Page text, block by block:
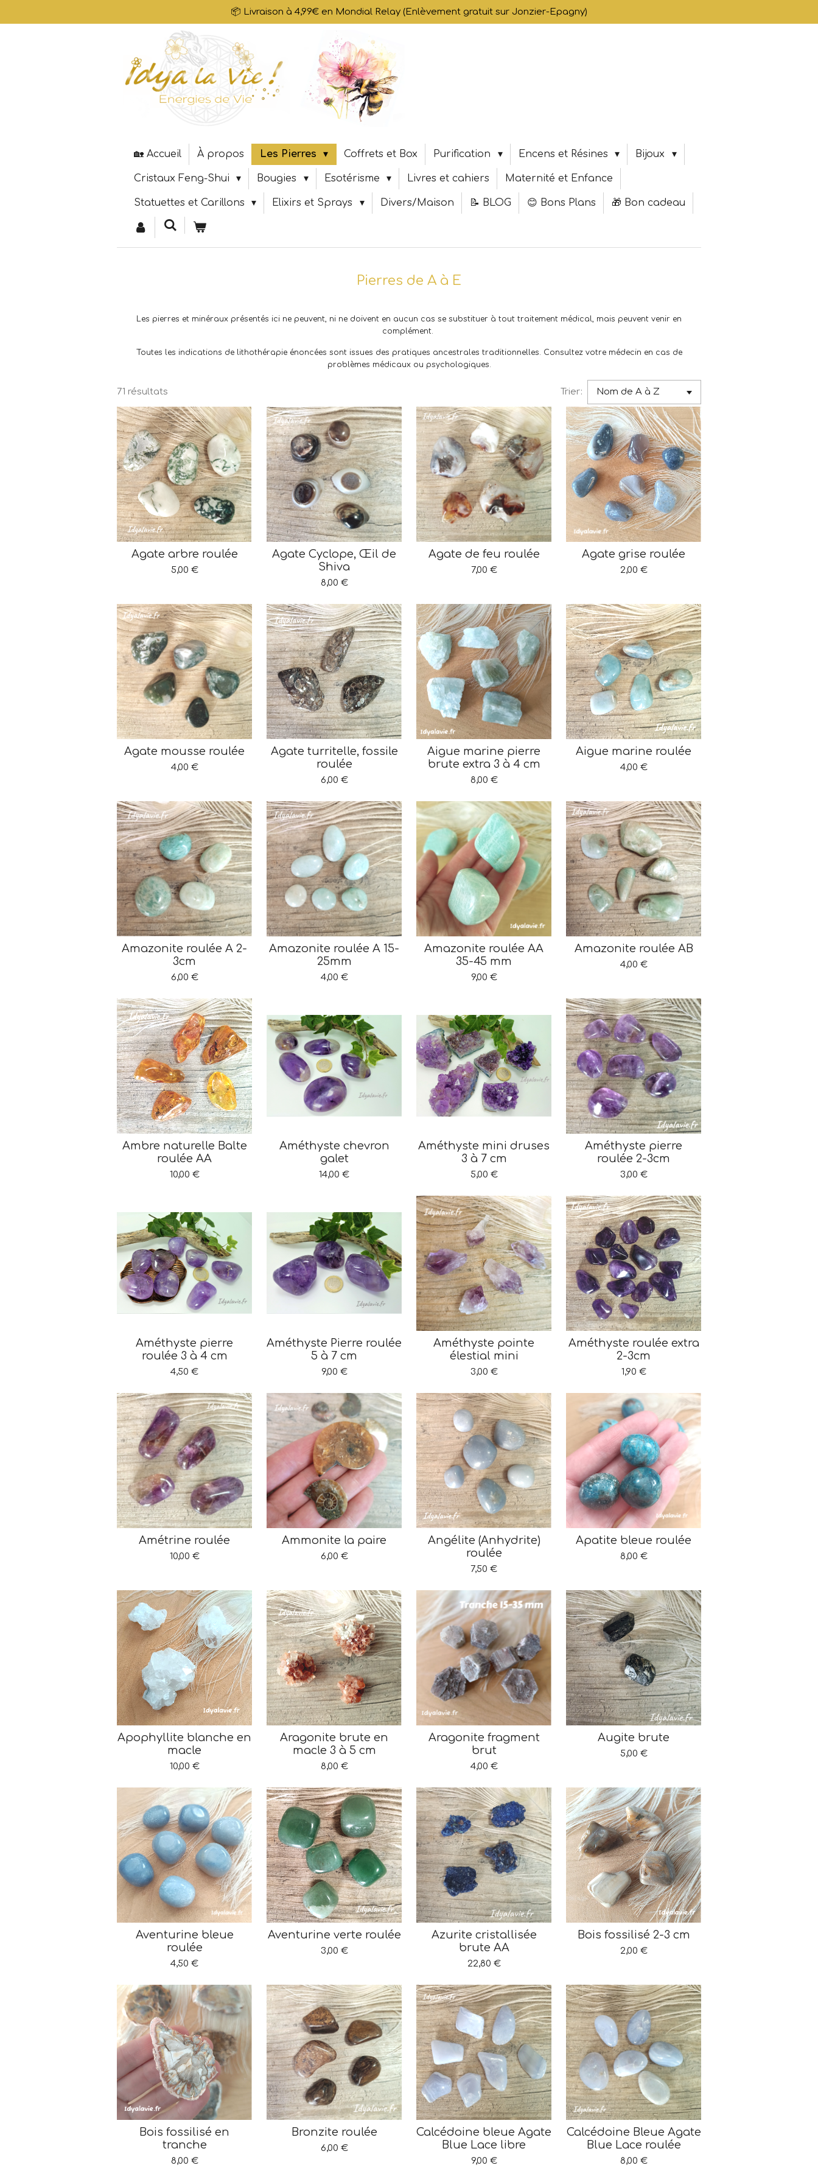
au
📦 Livraison à 4,99€ en Mondial Relay (Enlèvement gratuit sur Jonzier-Epagny)
🏡 Accueil À propos Les Pierres Coffrets et Box Purification Encens et Résines Bijoux
Cristaux Feng-Shui Bougies Esotérisme Livres et cahiers Maternité et Enfance
Statuettes et Carillons Elixirs et Sprays Divers/Maison 📝 BLOG 😊 Bons Plans 🎁 Bon cadeau
Pierres de A à E
Les pierres et minéraux présentés ici ne peuvent, ni ne doivent en aucun cas se substituer à tout traitement médical, mais peuvent venir en
complément.
Toutes les indications de lithothérapie énoncées sont issues des pratiques ancestrales traditionnelles. Consultez votre médecin en cas de
problèmes médicaux ou psychologiques.
71 résultats Trier:
Agate arbre roulée
5,00 €
Agate Cyclope, Œil de
Shiva
8,00 €
Agate de feu roulée
7,00 €
Agate grise roulée
2,00 €
Agate mousse roulée
4,00 €
Agate turritelle, fossile
roulée
6,00 €
Aigue marine pierre
brute extra 3 à 4 cm
8,00 €
Aigue marine roulée
4,00 €
Amazonite roulée A 2-
3cm
6,00 €
Amazonite roulée A 15-
25mm
4,00 €
Amazonite roulée AA
35-45 mm
9,00 €
Amazonite roulée AB
4,00 €
Ambre naturelle Balte
roulée AA
10,00 €
Améthyste chevron
galet
14,00 €
Améthyste mini druses
3 à 7 cm
5,00 €
Améthyste pierre
roulée 2-3cm
3,00 €
Améthyste pierre
roulée 3 à 4 cm
4,50 €
Améthyste Pierre roulée
5 à 7 cm
9,00 €
Améthyste pointe
élestial mini
3,00 €
Améthyste roulée extra
2-3cm
1,90 €
Amétrine roulée
10,00 €
Ammonite la paire
6,00 €
Angélite (Anhydrite)
roulée
7,50 €
Apatite bleue roulée
8,00 €
Apophyllite blanche en
macle
10,00 €
Aragonite brute en
macle 3 à 5 cm
8,00 €
Aragonite fragment
brut
4,00 €
Augite brute
5,00 €
Aventurine bleue
roulée
4,50 €
Aventurine verte roulée
3,00 €
Azurite cristallisée
brute AA
22,80 €
Bois fossilisé 2-3 cm
2,00 €
Bois fossilisé en
tranche
8,00 €
Bronzite roulée
6,00 €
Calcédoine bleue Agate
Blue Lace libre
9,00 €
Calcédoine Bleue Agate
Blue Lace roulée
8,00 €